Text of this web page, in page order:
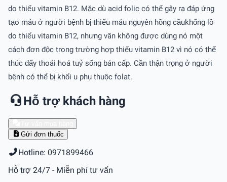
do thiếu vitamin B12. Mặc dù acid folic có thể gây ra đáp ứng
tạo máu ở người bệnh bị thiếu máu nguyên hồng cầukhổng lồ
do thiếu vitamin B12, nhưng vãn không được dùng nó một
cách đơn độc trong trường hợp thiếu vitamin B12 vì nó có thể
thúc đẩy thoái hoá tuỷ sống bán cấp. Cần thận trọng ở người
bệnh có thể bị khối u phụ thuộc folat.
Hỗ trợ khách hàng
Gửi đơn thuốc
Hotline: 0971899466
Hỗ trợ 24/7 - Miễn phí tư vấn